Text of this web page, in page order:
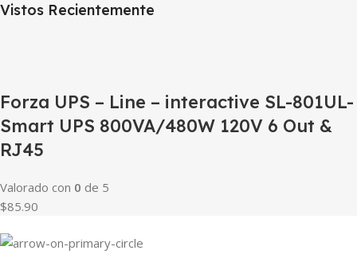
Vistos Recientemente
Forza UPS – Line – interactive SL-801UL-
Smart UPS 800VA/480W 120V 6 Out &
RJ45
Valorado con 0 de 5
$85.90